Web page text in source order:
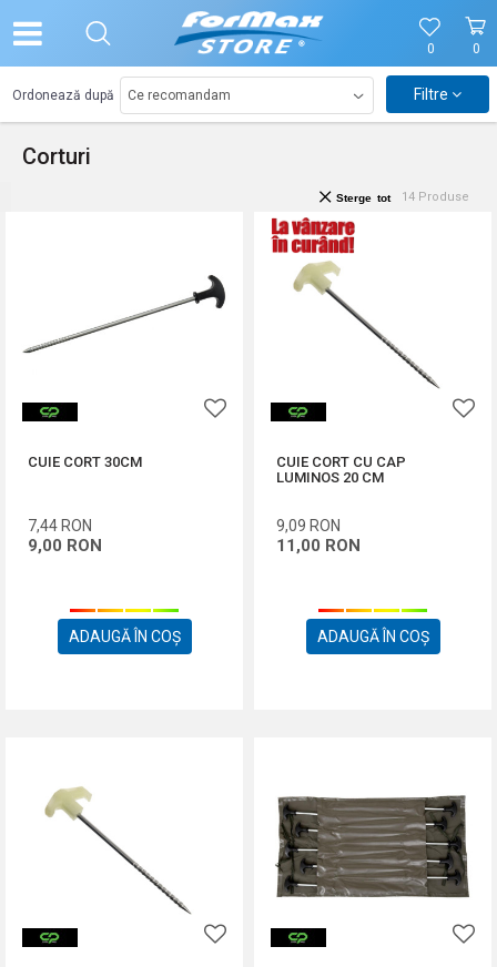
0
0
Corturi
Ordonează după Filtre
14 Produse
Sterge tot
CUIE CORT 30CM
7,44 RON
9,00 RON
ADAUGĂ ÎN COȘ
CUIE CORT CU CAP
LUMINOS 20 CM
9,09 RON
11,00 RON
ADAUGĂ ÎN COȘ